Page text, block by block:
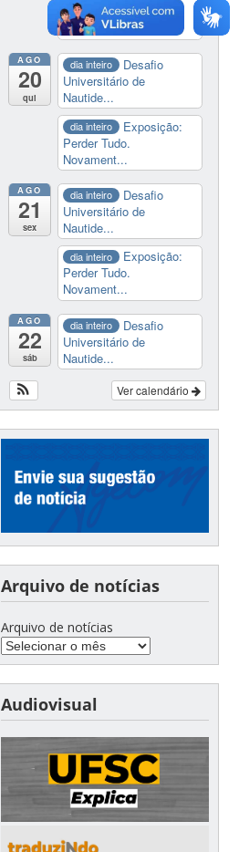
Perder Tudo.
Novament...
AGO
20
qui
dia inteiro
Desafio
Universitário de
Nautide...
dia inteiro
Exposição:
Perder Tudo.
Novament...
AGO
21
sex
dia inteiro
Desafio
Universitário de
Nautide...
dia inteiro
Exposição:
Perder Tudo.
Novament...
AGO
22
sáb
dia inteiro
Desafio
Universitário de
Nautide...
Ver calendário
Arquivo de notícias
Arquivo de notícias
Audiovisual